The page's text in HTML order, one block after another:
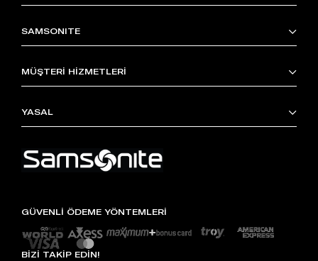
SAMSONITE
MÜŞTERİ HİZMETLERİ
YASAL
GÜVENLİ ÖDEME YÖNTEMLERİ
BİZİ TAKİP EDİN!